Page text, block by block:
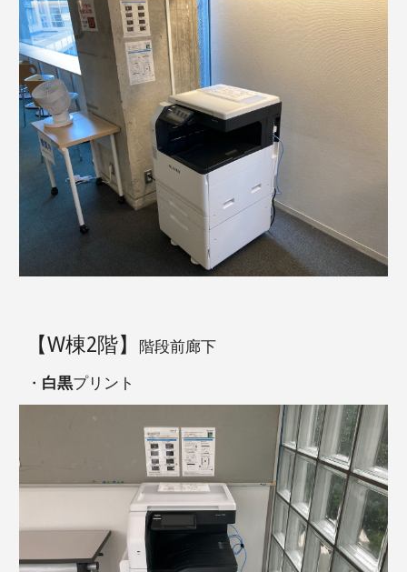
【W棟2階】階段前廊下
・ 白黒プリント